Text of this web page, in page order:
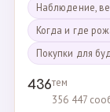
Наблюдение,
Когда и где
Покупки для
436тем
356 447